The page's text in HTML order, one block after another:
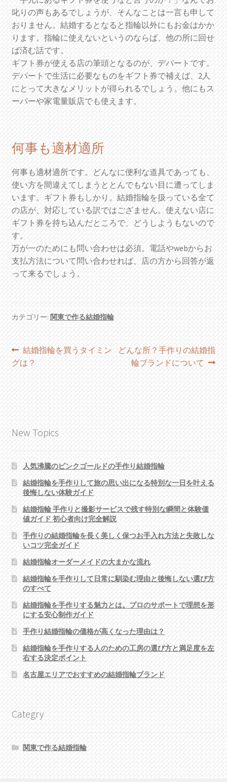
叱りの声もあるでしょうが、そんなことは一言も申して
おりません。結婚するとなると指輪以外にもお金はかか
ります。指輪に使えないというのならば、他の所に回せ
ば済む話です。
ギフト券が使える店の筆頭となるのが、デパートです。
デパートで生活に必要なものをギフト券で補えば、2人
にとって大きなメリットが得られるでしょう。他にもス
ーパーや家電量販店でも使えます。
何事も適材適所
何事も適材適所です。どんなに便利な道具であっても、
使い方を間違えてしまうととんでもない目に遭ってしま
います。ギフト券もしかり。結婚指輪を扱っている全て
の店が、対応している訳ではござません。使えない店に
ギフト券を持ち込んだところで、どうしようもないので
す。
万が一のためにも問い合わせは必須。電話やwebからお
支払方法について問い合わせれば、店の方から回答が返
って来るでしょう。
カテゴリー:関東で作る結婚指輪
投
稿
ナ
ビ
ゲ
ー
シ
ョ
ン
過
去
の
投
稿:
結婚指輪を買うタイミン
グは？
次
の
投
稿:
どんな所？手作りの結婚指
輪ブランドについて
New Topics
人気沸騰のピンクゴールドの手作り結婚指輪
結婚指輪を手作りして旅の思い出になる特別な一日を叶える
後悔しない体験ガイド
結婚指輪 手作りと撮影サービスで残す特別な瞬間と体験価
値ガイド 初心者向け完全解説
手作りの結婚指輪を長く美しく保つお手入れ方法と失敗しな
いコツ完全ガイド
結婚指輪オーダーメイドの大まかな流れ
結婚指輪を手作りして日常に馴染む理由と後悔しない選び方
のすべて
結婚指輪を手作りする魅力とは。プロのサポートで理想を形
にする安心制作ガイド
手作り結婚指輪の価格が高くなった理由は？
結婚指輪を手作りする人のための工房の選び方と満足度を左
右する決定ポイント
名古屋エリアでおすすめの結婚指輪ブランド
Categry
関東で作る結婚指輪